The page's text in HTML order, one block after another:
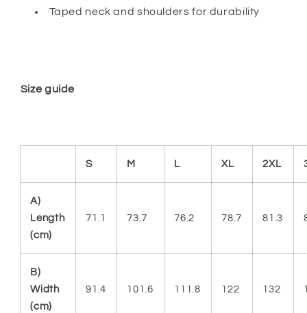
Taped neck and shoulders for durability
Size guide
S M L XL 2XL
A)
Length
(cm)
71.1 73.7 76.2 78.7 81.3
B)
Width
(cm)
91.4 101.6 111.8 122 132